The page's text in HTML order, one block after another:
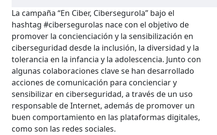
La campaña “En Ciber, Cibersegurola” bajo el
hashtag #cibersegurolas nace con el objetivo de
promover la concienciación y la sensibilización en
ciberseguridad desde la inclusión, la diversidad y la
tolerancia en la infancia y la adolescencia. Junto con
algunas colaboraciones clave se han desarrollado
acciones de comunicación para concienciar y
sensibilizar en ciberseguridad, a través de un uso
responsable de Internet, además de promover un
buen comportamiento en las plataformas digitales,
como son las redes sociales.